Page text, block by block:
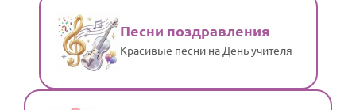
Песни поздравления
Красивые песни на День учителя